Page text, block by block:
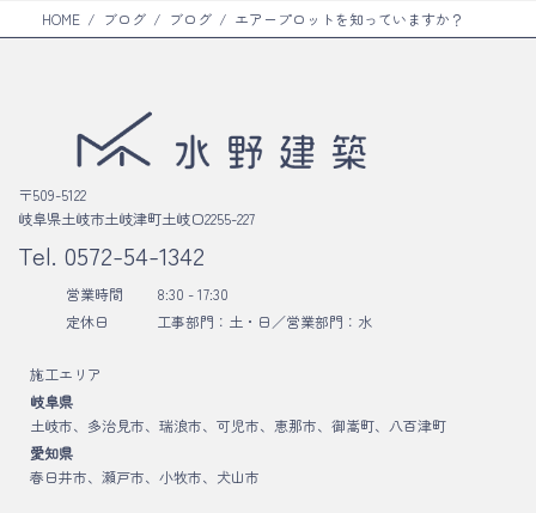
HOME ブログ ブログ エアープロットを知っていますか？
〒509-5122
岐阜県土岐市土岐津町土岐口2255-227
Tel. 0572-54-1342
営業時間
8:30 - 17:30
定休日
工事部門：土・日／営業部門：水
施工エリア
岐阜県
土岐市、多治見市、瑞浪市、可児市、恵那市、御嵩町、八百津町
愛知県
春日井市、瀬戸市、小牧市、犬山市